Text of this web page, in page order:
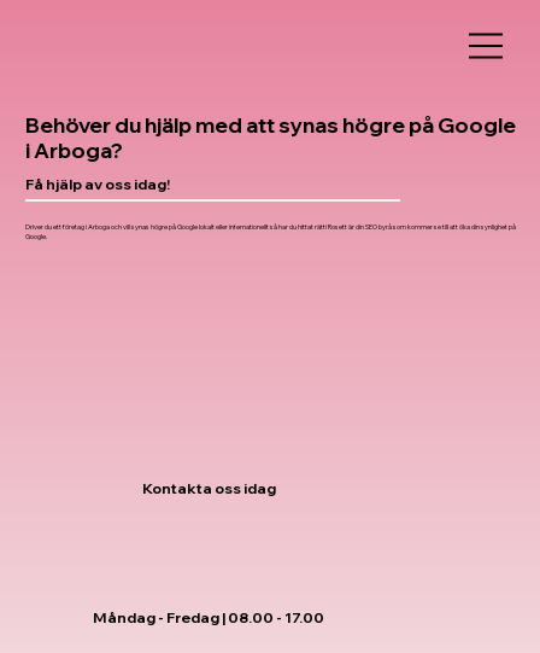
Behöver du hjälp med att synas högre på Google
i Arboga?
Få hjälp av oss idag!
Driver du ett företag i Arboga och vill synas högre på Google lokalt eller internationellt så har du hittat rätt! Rosett är din SEO byrå som kommer se till att öka din synlighet på
Google.
Kontakta oss idag
Måndag - Fredag | 08.00 - 17.00